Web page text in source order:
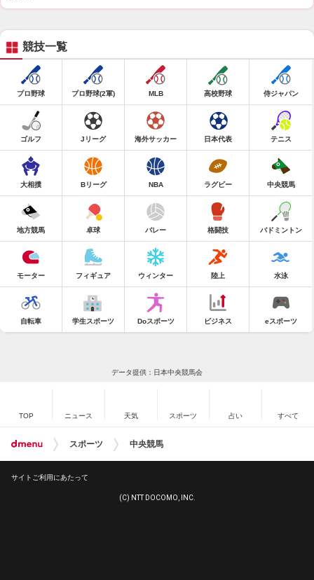
競技一覧
プロ野球 プロ野球(2軍) MLB 高校野球 侍ジャパン
ゴルフ Jリーグ 海外サッカー 日本代表 テニス
大相撲 Bリーグ NBA ラグビー 中央競馬
地方競馬 卓球 バレー 格闘技 バドミントン
モーター フィギュア ウィンター 陸上 水泳
自転車 学生スポーツ Doスポーツ ビジネス eスポーツ
データ提供：日本中央競馬会
TOP ニュース 天気 スポーツ 占い すべて
スポーツ 中央競馬
サイトご利用にあたって
(C) NTT DOCOMO, INC.